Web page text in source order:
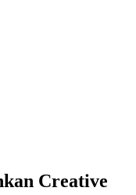
Creative